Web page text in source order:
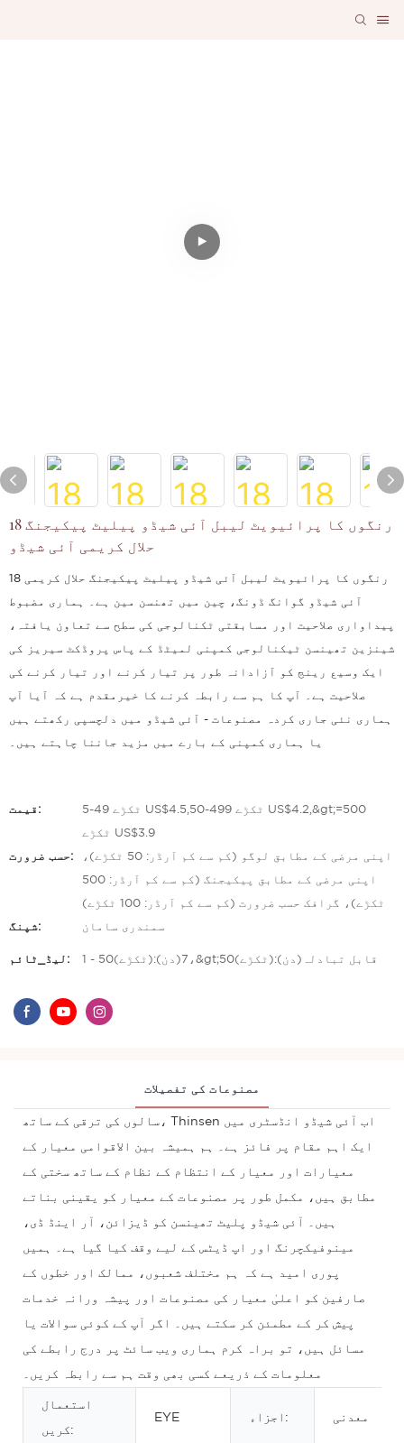
18 رنگوں کا پرائیویٹ لیبل آئی شیڈو پیلیٹ پیکیجنگ
حلال کریمی آئی شیڈو
18 رنگوں کا پرائیویٹ لیبل آئی شیڈو پیلیٹ پیکیجنگ حلال کریمی
آئی شیڈو گوانگ ڈونگ، چین میں تھنسن مین ہے۔ ہماری مضبوط
پیداواری صلاحیت اور مسابقتی ٹکنالوجی کی سطح سے تعاون یافتہ،
شینزین تھینسن ٹیکنالوجی کمپنی لمیٹڈ کے پاس پروڈکٹ سیریز کی
ایک وسیع رینج کو آزادانہ طور پر تیار کرنے اور تیار کرنے کی
صلاحیت ہے۔ آپ کا ہم سے رابطہ کرنے کا خیرمقدم ہے کہ آیا آپ
ہماری نئی جاری کردہ مصنوعات - آئی شیڈو میں دلچسپی رکھتے ہیں
یا ہماری کمپنی کے بارے میں مزید جاننا چاہتے ہیں۔
قیمت: 5-49 ٹکڑے US$4.5,50-499 ٹکڑے US$4.2,&gt;=500
ٹکڑے US$3.9
حسب ضرورت: اپنی مرضی کے مطابق لوگو (کم سے کم آرڈر: 50 ٹکڑے)،
اپنی مرضی کے مطابق پیکیجنگ (کم سے کم آرڈر: 500
ٹکڑے)، گرافک حسب ضرورت (کم سے کم آرڈر: 100 ٹکڑے)
شپنگ: سمندری سامان
لیڈ_ٹائم: 1 - 50(ٹکڑے):7(دن)،&gt;50(ٹکڑے):قابل تبادلہ(دن)
مصنوعات کی تفصیلات
سالوں کی ترقی کے ساتھ، Thinsen اب آئی شیڈو انڈسٹری میں
ایک اہم مقام پر فائز ہے۔ ہم ہمیشہ بین الاقوامی معیار کے
معیارات اور معیار کے انتظام کے نظام کے ساتھ سختی کے
مطابق ہیں، مکمل طور پر مصنوعات کے معیار کو یقینی بناتے
ہیں۔ آئی شیڈو پلیٹ تھینسن کو ڈیزائن، آر اینڈ ڈی،
مینوفیکچرنگ اور اپ ڈیٹس کے لیے وقف کیا گیا ہے۔ ہمیں
پوری امید ہے کہ ہم مختلف شعبوں، ممالک اور خطوں کے
صارفین کو اعلیٰ معیار کی مصنوعات اور پیشہ ورانہ خدمات
پیش کر کے مطمئن کر سکتے ہیں۔ اگر آپ کے کوئی سوالات یا
مسائل ہیں، تو براہ کرم ہماری ویب سائٹ پر درج رابطے کی
معلومات کے ذریعے کسی بھی وقت ہم سے رابطہ کریں۔
استعمال
کریں:
EYE اجزاء: معدنی